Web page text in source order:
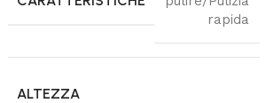
rapida
ALTEZZA